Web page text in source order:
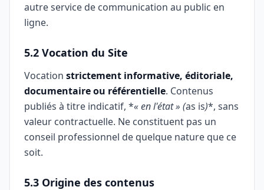
autre service de communication au public en
ligne.
5.2 Vocation du Site
Vocation strictement informative, éditoriale,
documentaire ou référentielle. Contenus
publiés à titre indicatif, *« en l'état » (as is)*, sans
valeur contractuelle. Ne constituent pas un
conseil professionnel de quelque nature que ce
soit.
5.3 Origine des contenus